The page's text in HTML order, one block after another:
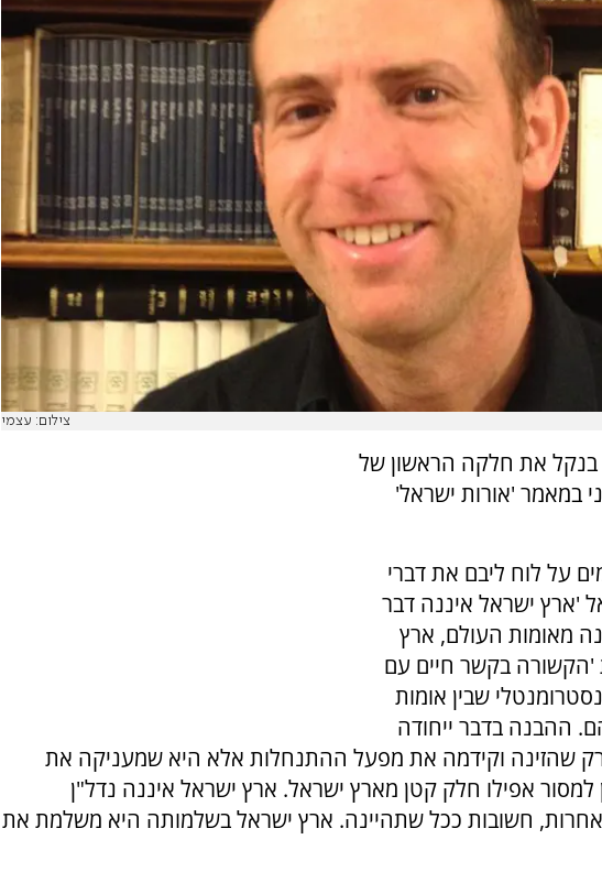
צילום: עצמי
בנקל את חלקה הראשון של
במאמר 'אורות ישראל'
על לוח ליבם את דברי
'ארץ ישראל איננה דבר
מאומות העולם, ארץ
'הקשורה בקשר חיים עם
שבין אומות
ההבנה בדבר ייחודה
שהזינה וקידמה את מפעל ההתנחלות אלא היא שמעניקה את
למסור אפילו חלק קטן מארץ ישראל. ארץ ישראל איננה נדל"ן
חשובות ככל שתהיינה. ארץ ישראל בשלמותה היא משלמת את